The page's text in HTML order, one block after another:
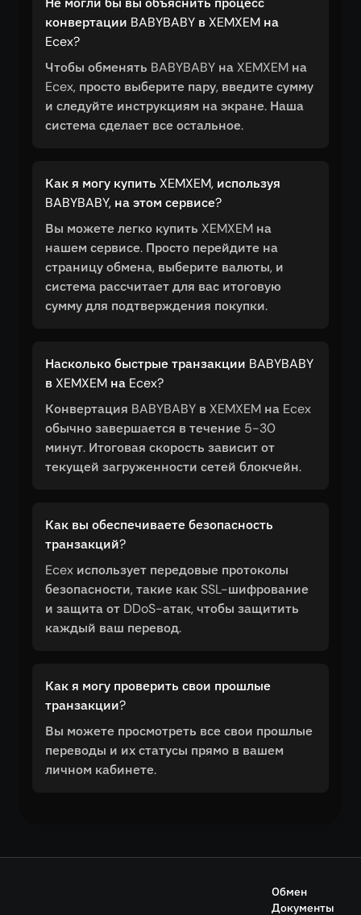
конвертации BABYBABY в XEMXEM на
Ecex?
Чтобы обменять BABYBABY на XEMXEM на
Ecex, просто выберите пару, введите сумму
и следуйте инструкциям на экране. Наша
система сделает все остальное.
Как я могу купить XEMXEM, используя
BABYBABY, на этом сервисе?
Вы можете легко купить XEMXEM на
нашем сервисе. Просто перейдите на
страницу обмена, выберите валюты, и
система рассчитает для вас итоговую
сумму для подтверждения покупки.
Насколько быстрые транзакции BABYBABY
в XEMXEM на Ecex?
Конвертация BABYBABY в XEMXEM на Ecex
обычно завершается в течение 5-30
минут. Итоговая скорость зависит от
текущей загруженности сетей блокчейн.
Как вы обеспечиваете безопасность
транзакций?
Ecex использует передовые протоколы
безопасности, такие как SSL-шифрование
и защита от DDoS-атак, чтобы защитить
каждый ваш перевод.
Как я могу проверить свои прошлые
транзакции?
Вы можете просмотреть все свои прошлые
переводы и их статусы прямо в вашем
личном кабинете.
Обмен
Документы